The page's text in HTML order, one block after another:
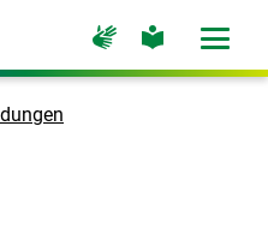
Zur
Seite
Gebärdensprache
Zur
Seite
leichte
Menü